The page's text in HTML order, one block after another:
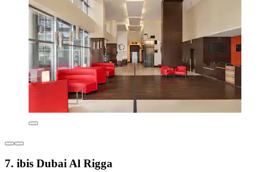
7. ibis Dubai Al Rigga